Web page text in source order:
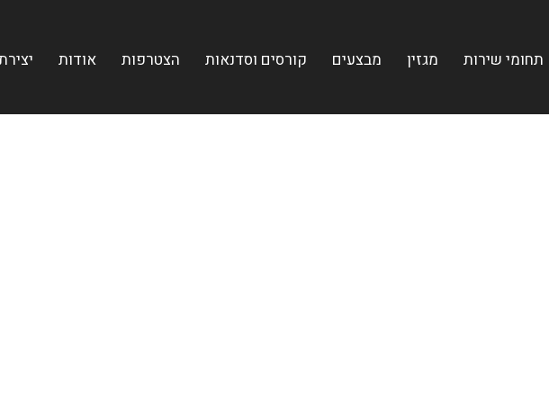
אודות הצטרפות קורסים וסדנאות מבצעים מגזין תחומי שירות